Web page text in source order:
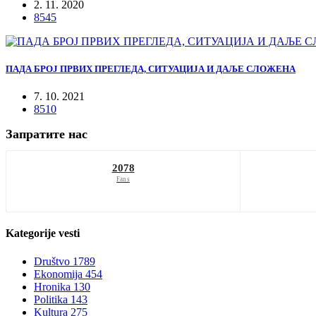
2. 11. 2020
8545
ПАДА БРОЈ ПРВИХ ПРЕГЛЕДА, СИТУАЦИЈА И ДАЉЕ СЛОЖЕНА
7. 10. 2021
8510
Запратите нас
2078
Fans
Kategorije vesti
Društvo 1789
Ekonomija 454
Hronika 130
Politika 143
Kultura 275